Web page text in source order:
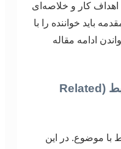
کار و خلاصه‌ای
باید خواننده را با
ادامه مقاله
مبانی نظری و کارهای مرتبط (Related
با موضوع. در این